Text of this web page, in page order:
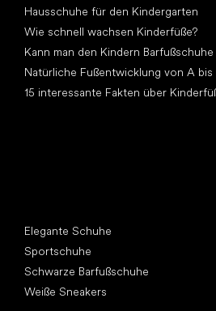
Hausschuhe für den Kindergarten
Wie schnell wachsen Kinderfüße?
Kann man den Kindern
Natürliche Fußentwicklung von A bis
15 interessante Fakten über
Elegante Schuhe
Sportschuhe
Schwarze Barfußschuhe
Weiße Sneakers